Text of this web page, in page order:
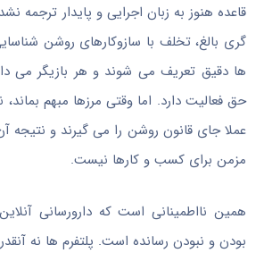
قاعده هنوز به زبان اجرایی و پایدار ترجمه
گری بالغ، تخلف با سازوکارهای روشن
ها دقیق تعریف می شوند و هر بازیگر می
حق فعالیت دارد. اما وقتی مرزها مبهم
عملا جای قانون روشن را می گیرند و نتیجه
مزمن برای کسب و کارها نیست.
همین نااطمینانی است که دارورسانی
بودن و نبودن رسانده است. پلتفرم ها نه